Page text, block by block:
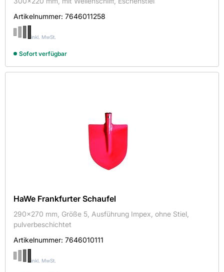
Artikelnummer: 7646011258
inkl. MwSt.
Sofort verfügbar
HaWe Frankfurter Schaufel
290x270 mm, Größe 5, Ausführung Impex, ohne Stiel,
pulverbeschichtet
Artikelnummer: 7646010111
inkl. MwSt.